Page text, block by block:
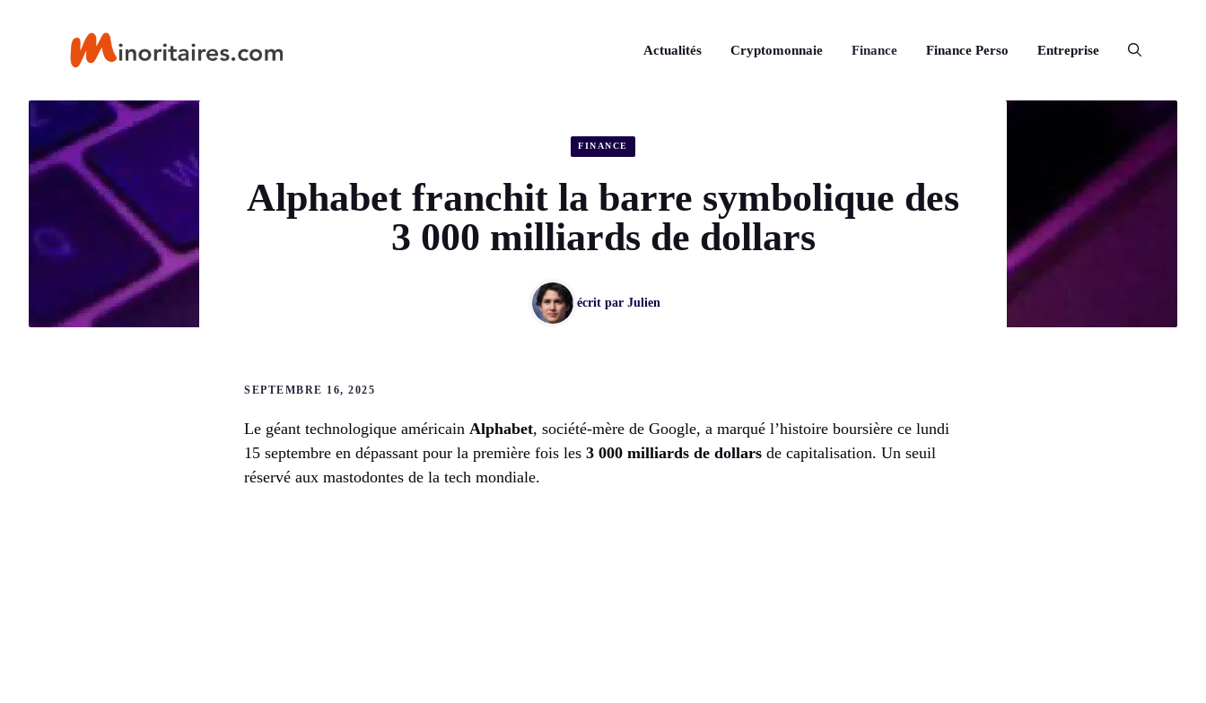
Actualités Cryptomonnaie Finance Finance Perso Entreprise
FINANCE
Alphabet franchit la barre symbolique des
3 000 milliards de dollars
écrit par Julien
SEPTEMBRE 16, 2025
Le géant technologique américain Alphabet, société-mère de Google, a marqué l’histoire boursière ce lundi
15 septembre en dépassant pour la première fois les 3 000 milliards de dollars de capitalisation. Un seuil
réservé aux mastodontes de la tech mondiale.